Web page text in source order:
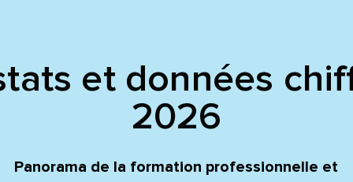
et données
2026
Panorama de la formation professionnelle et